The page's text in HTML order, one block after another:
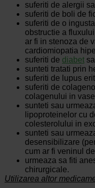
suferiti de alergii
suferiti de boli de
suferiti de o
obstructie a
ar fi in stenoza de
cardiomiopatia
suferiti de diabet
sunteti tratati prin
suferiti de lupus
suferiti de
colagenului in
sunteti sau
lipoproteinelor cu
colesterolului in
sunteti sau
desensibilizare
cum ar fi veninul
urmeaza sa fiti
chirurgicale.
Utilizarea altor